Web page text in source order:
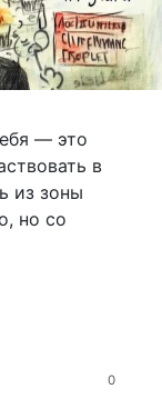
— это
в
из зоны
но со
0